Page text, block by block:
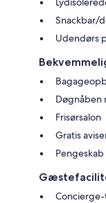
Snackbar/
Udendørs
Døgnåben
Frisørsalon
Gratis